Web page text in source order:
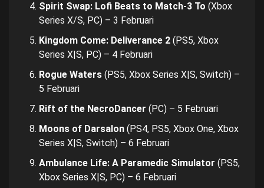
Spirit Swap: Lofi Beats to Match-3 To (Xbox
Series X/S, PC) – 3 Februari
Kingdom Come: Deliverance 2 (PS5, Xbox
Series X|S, PC) – 4 Februari
Rogue Waters (PS5, Xbox Series X|S, Switch) –
5 Februari
Rift of the NecroDancer (PC) – 5 Februari
Moons of Darsalon (PS4, PS5, Xbox One, Xbox
Series X|S, Switch) – 6 Februari
Ambulance Life: A Paramedic Simulator (PS5,
Xbox Series X|S, PC) – 6 Februari